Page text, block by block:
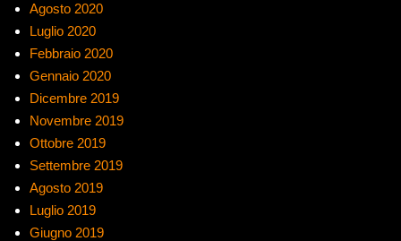
Agosto 2020
Luglio 2020
Febbraio 2020
Gennaio 2020
Dicembre 2019
Novembre 2019
Ottobre 2019
Settembre 2019
Agosto 2019
Luglio 2019
Giugno 2019